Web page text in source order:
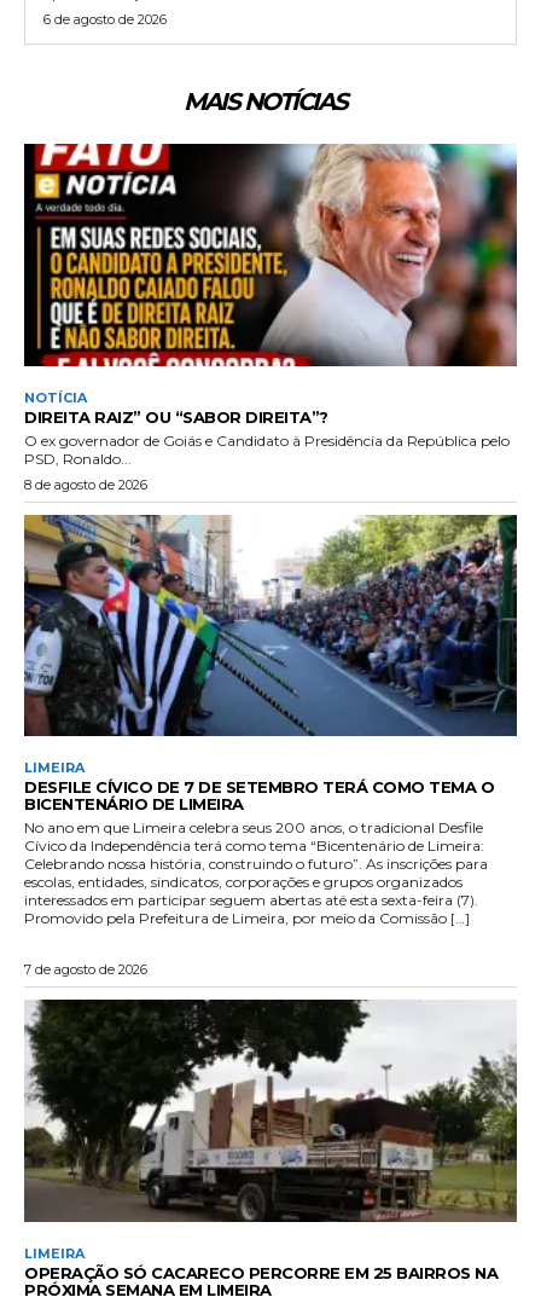
6 de agosto de 2026
MAIS NOTÍCIAS
NOTÍCIA
DIREITA RAIZ” OU “SABOR DIREITA”?
O ex governador de Goiás e Candidato à Presidência da República pelo
PSD, Ronaldo...
8 de agosto de 2026
LIMEIRA
DESFILE CÍVICO DE 7 DE SETEMBRO TERÁ COMO TEMA O
BICENTENÁRIO DE LIMEIRA
No ano em que Limeira celebra seus 200 anos, o tradicional Desfile
Cívico da Independência terá como tema “Bicentenário de Limeira:
Celebrando nossa história, construindo o futuro”. As inscrições para
escolas, entidades, sindicatos, corporações e grupos organizados
interessados em participar seguem abertas até esta sexta-feira (7).
Promovido pela Prefeitura de Limeira, por meio da Comissão […]
7 de agosto de 2026
LIMEIRA
OPERAÇÃO SÓ CACARECO PERCORRE EM 25 BAIRROS NA
PRÓXIMA SEMANA EM LIMEIRA